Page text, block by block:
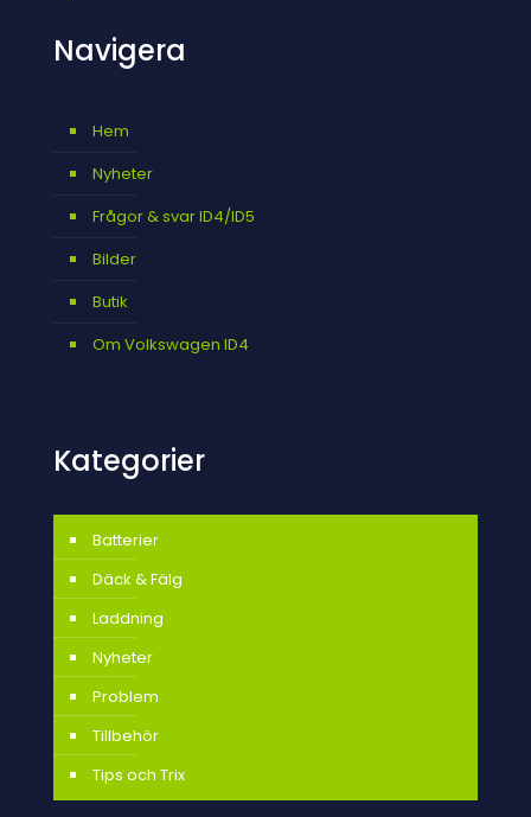
Navigera
Hem
Nyheter
Frågor & svar ID4/ID5
Bilder
Butik
Om Volkswagen ID4
Kategorier
Batterier
Däck & Fälg
Laddning
Nyheter
Problem
Tillbehör
Tips och Trix